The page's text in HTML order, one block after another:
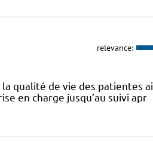
relevance:
qualité de vie des patientes
en charge jusqu’au suivi apr